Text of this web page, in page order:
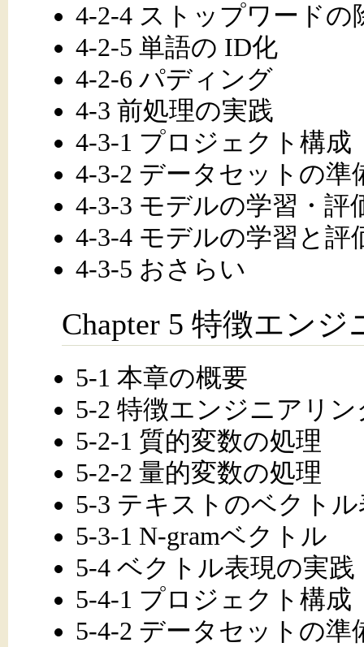
4-2-4 ストップワードの
4-2-5 単語の ID化
4-2-6 パディング
4-3 前処理の実践
4-3-1 プロジェクト構成
4-3-2 データセットの準
4-3-3 モデルの学習・評
4-3-4 モデルの学習と評
4-3-5 おさらい
Chapter 5 特徴エン
5-1 本章の概要
5-2 特徴エンジニアリ
5-2-1 質的変数の処理
5-2-2 量的変数の処理
5-3 テキストのベクト
5-3-1 N-gramベクトル
5-4 ベクトル表現の実践
5-4-1 プロジェクト構成
5-4-2 データセットの準